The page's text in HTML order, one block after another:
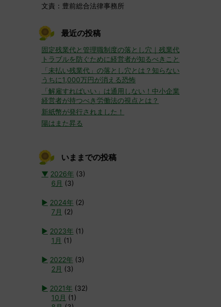
文責：豊前総合法律事務所
最近の投稿
固定残業代と管理職制度の落とし穴｜残業代
トラブルを防ぐために経営者が知るべきこと
「未払い残業代」の落とし穴とは？知らない
うちに1,000万円が消える恐怖
「解雇すればいい」は通用しない！中小企業
経営者が持つべき労働法の視点とは？
新紙幣が発行されました！
陽はまた昇る
いままでの投稿
▼ 2026年 (3)
6月 (3)
► 2024年 (2)
7月 (2)
► 2023年 (1)
1月 (1)
► 2022年 (3)
2月 (3)
► 2021年 (32)
10月 (1)